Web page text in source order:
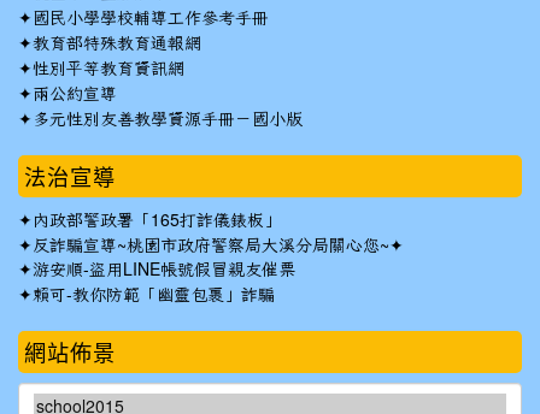
✦ 國民小學學校輔導工作參考手冊
✦教育部特殊教育通報網
✦性別平等教育資訊網
✦兩公約宣導
✦ 多元性別友善教學資源手冊－國小版
法治宣導
✦ 內政部警政署「165打詐儀錶板」
✦反詐騙宣導~桃園市政府警察局大溪分局關心您~✦
✦游安順-盜用LINE帳號假冒親友催票
✦賴可-教你防範「幽靈包裹」詐騙
網站佈景